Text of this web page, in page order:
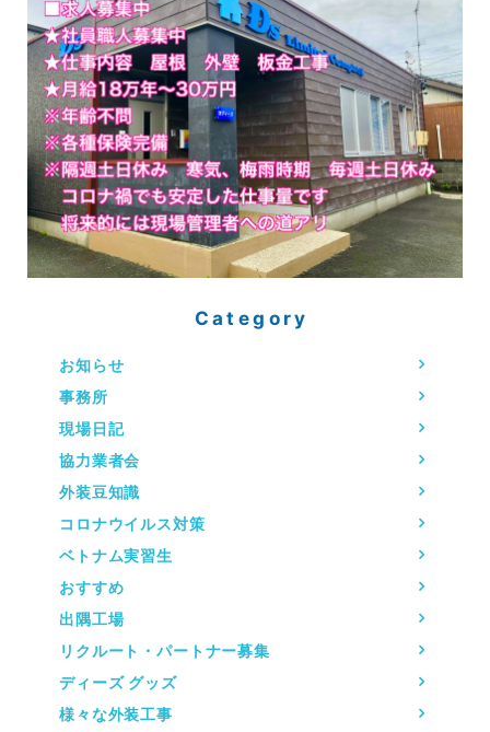
Category
お知らせ
事務所
現場日記
協力業者会
外装豆知識
コロナウイルス対策
ベトナム実習生
おすすめ
出隅工場
リクルート・パートナー募集
ディーズ グッズ
様々な外装工事